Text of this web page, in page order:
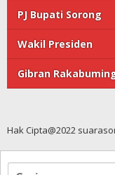
PJ Bupati Sorong
Wakil Presiden
Gibran
Hak Cipta@2022
Cari